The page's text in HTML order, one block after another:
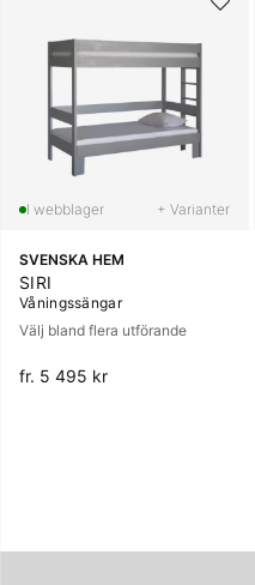
+ Varianter
SVENSKA HEM
SIRI
Våningssängar
Välj bland flera utförande
fr. 5 495 kr